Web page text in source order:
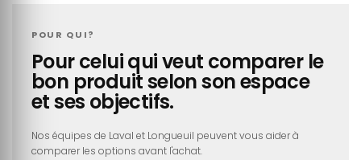
POUR QUI?
Pour celui qui veut comparer le
bon produit selon son espace
et ses objectifs.
Nos équipes de Laval et Longueuil peuvent vous aider à
comparer les options avant l'achat.